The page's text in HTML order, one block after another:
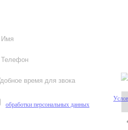
обработки персональных данных